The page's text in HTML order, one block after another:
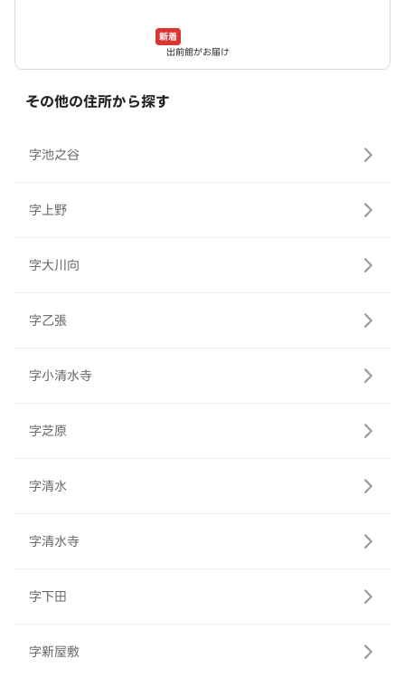
新着
出前館がお届け
その他の住所から探す
字池之谷
字上野
字大川向
字乙張
字小清水寺
字芝原
字清水
字清水寺
字下田
字新屋敷